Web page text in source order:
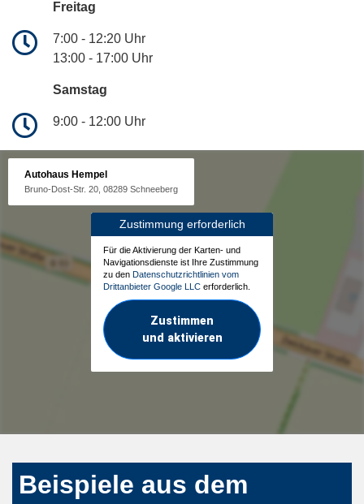
Freitag
7:00 - 12:20 Uhr
13:00 - 17:00 Uhr
Samstag
9:00 - 12:00 Uhr
Autohaus Hempel
Bruno-Dost-Str. 20, 08289 Schneeberg
Zustimmung erforderlich
Für die Aktivierung der Karten- und
Navigationsdienste ist Ihre Zustimmung
zu den Datenschutzrichtlinien vom
Drittanbieter Google LLC erforderlich.
Zustimmen
und aktivieren
Beispiele aus dem